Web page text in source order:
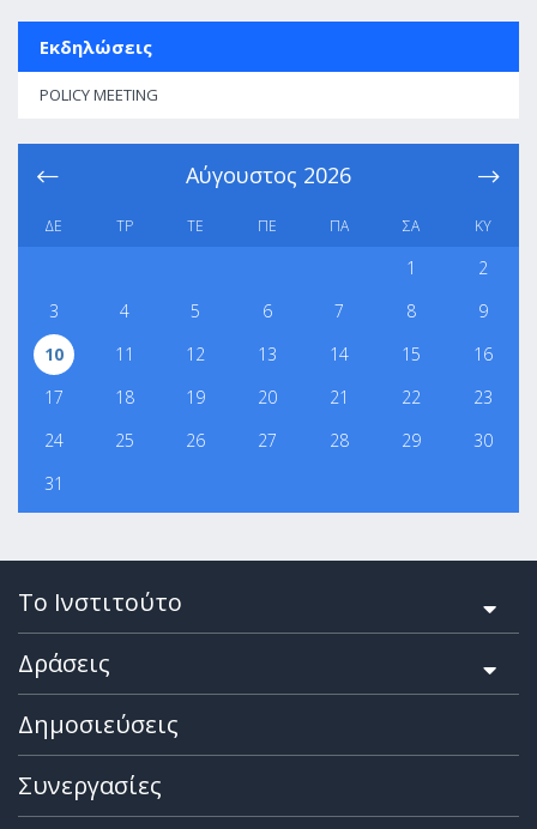
Εκδηλώσεις
POLICY MEETING
Αύγουστος 2026
ΔΕ ΤΡ ΤΕ ΠΕ ΠΑ ΣΑ ΚΥ
1
2
3
4 5 6 7 8
9
10
11 12 13 14 15
16
17
18 19 20 21 22
23
24
25 26 27 28 29
30
31
Το Ινστιτούτο
Δράσεις
Δημοσιεύσεις
Συνεργασίες